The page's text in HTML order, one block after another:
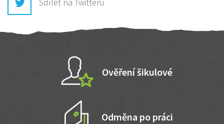
Ověření šikulové
Odměna po práci